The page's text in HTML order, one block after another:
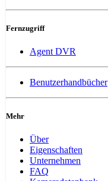
Fernzugriff
Agent DVR
Benutzerhandbücher
Mehr
Über
Eigenschaften
Unternehmen
FAQ